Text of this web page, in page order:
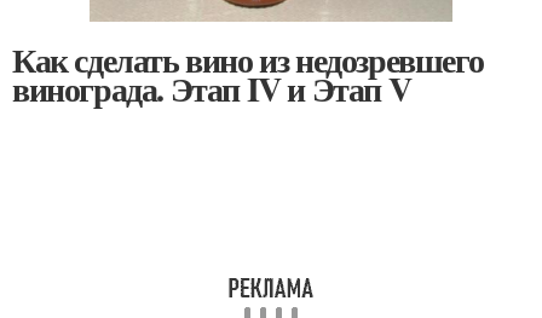
Как сделать вино из недозревшего
винограда. Этап IV и Этап V